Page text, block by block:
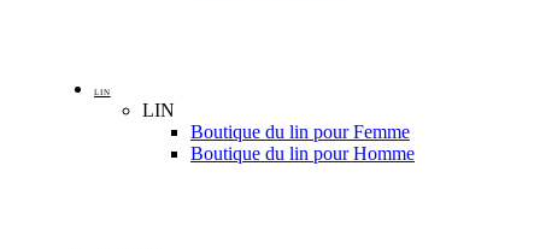
LIN
LIN
Boutique du lin pour Femme
Boutique du lin pour Homme